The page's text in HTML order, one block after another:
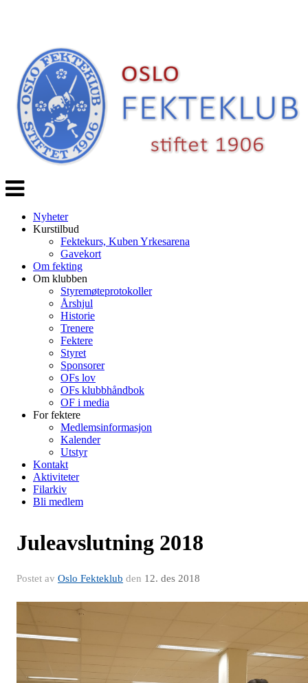
Veksle
navigasjon
Nyheter
Kurstilbud
Fektekurs, Kuben Yrkesarena
Gavekort
Om fekting
Om klubben
Styremøteprotokoller
Årshjul
Historie
Trenere
Fektere
Styret
Sponsorer
OFs lov
OFs klubbhåndbok
OF i media
For fektere
Medlemsinformasjon
Kalender
Utstyr
Kontakt
Aktiviteter
Filarkiv
Bli medlem
Juleavslutning 2018
Postet av Oslo Fekteklub den 12. des 2018